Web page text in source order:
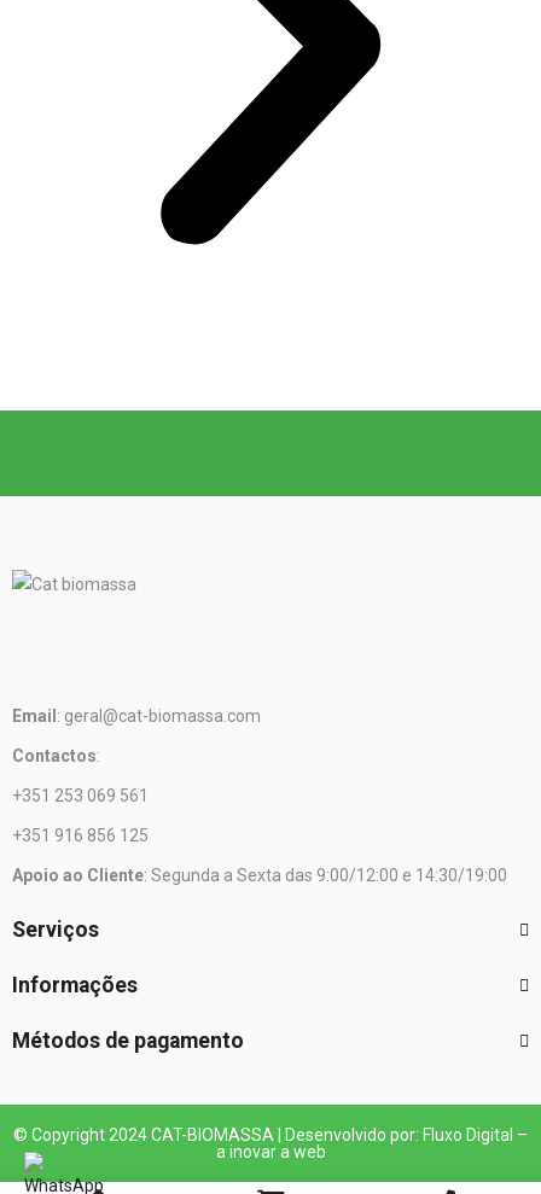
Email : geral@cat-biomassa.com
Contactos:
+351 253 069 561
+351 916 856 125
Apoio ao Cliente: Segunda a Sexta das 9:00/12:00 e 14:30/19:00
Serviços
Informações
Métodos de pagamento
© Copyright 2024 CAT-BIOMASSA | Desenvolvido por: Fluxo Digital –
a inovar a web